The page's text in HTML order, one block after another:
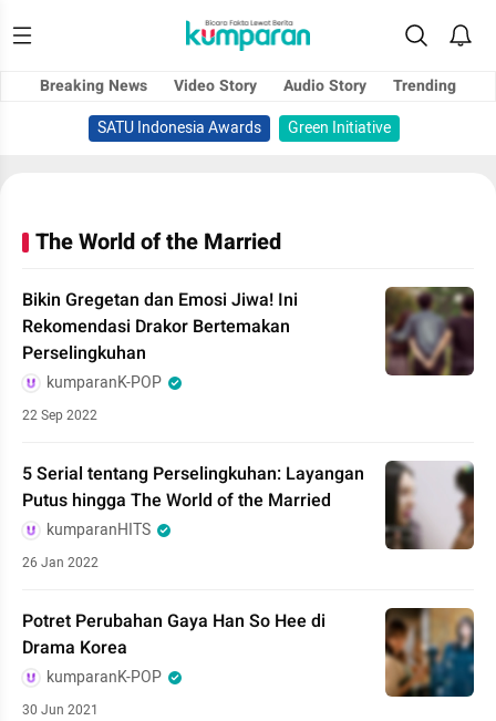
Breaking News Video Story Audio Story
Trending
SATU Indonesia Awards
Green Initiative
The World of the Married
Bikin Gregetan dan Emosi Jiwa! Ini
Rekomendasi Drakor Bertemakan
Perselingkuhan
kumparanK-POP
22 Sep 2022
5 Serial tentang Perselingkuhan: Layangan
Putus hingga The World of the Married
kumparanHITS
26 Jan 2022
Potret Perubahan Gaya Han So Hee di
Drama Korea
kumparanK-POP
30 Jun 2021